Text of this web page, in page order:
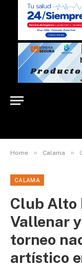
Home » Calama »
CALAMA
Club Alto
Vallenar
torneo
artístico